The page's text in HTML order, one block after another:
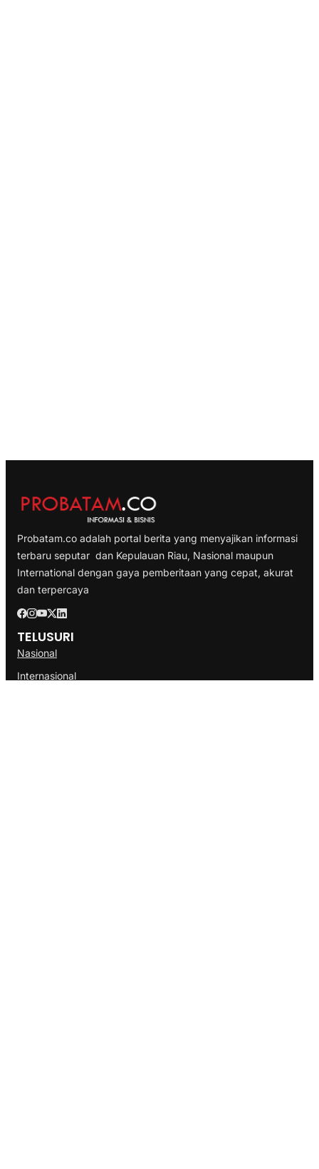
Probatam.co adalah portal berita yang menyajikan informasi
terbaru seputar dan Kepulauan Riau, Nasional maupun
International dengan gaya pemberitaan yang cepat, akurat
dan terpercaya
TELUSURI
Nasional
Internasional